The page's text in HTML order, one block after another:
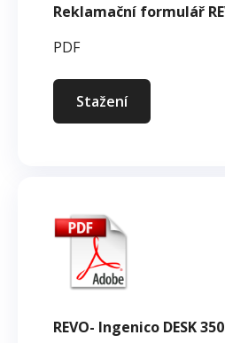
Reklamační formulář
PDF
Stažení
REVO- Ingenico DESK